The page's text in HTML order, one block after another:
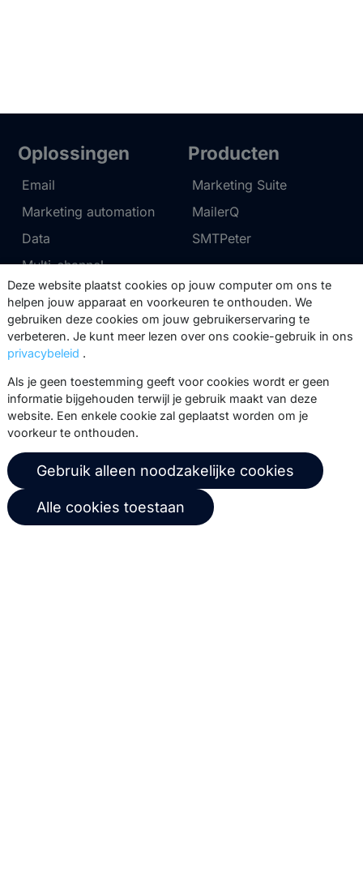
Oplossingen
Email
Marketing automation
Data
Multi-channel
Producten
Marketing Suite
MailerQ
SMTPeter
Tarieven
Marketing Suite tarieven
MailerQ tarieven
Support
Partnernetwerk
Trainingen
Stuur een ticket
Over ons
Copernica-nieuws
Carrière bij Copernica
Copernica BV
De Ruijterkade 112
1011 AB
Deze website plaatst cookies op jouw computer om ons te
helpen jouw apparaat en voorkeuren te onthouden. We
gebruiken deze cookies om jouw gebruikerservaring te
verbeteren. Je kunt meer lezen over ons cookie-gebruik in ons
privacybeleid .
Als je geen toestemming geeft voor cookies wordt er geen
informatie bijgehouden terwijl je gebruik maakt van deze
website. Een enkele cookie zal geplaatst worden om je
voorkeur te onthouden.
Gebruik alleen noodzakelijke cookies
Alle cookies toestaan